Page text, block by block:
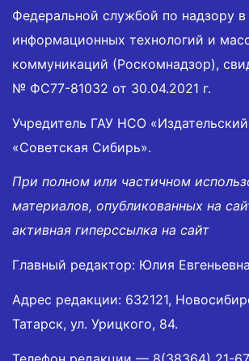
Федеральной службой по надзору в
информационных технологий и
коммуникаций (Роскомнадзор),
№ ФС77-81032 от 30.04.2021 г.
Учредитель ГАУ НСО
«Советская Сибирь».
При полном или частичном
материалов, опубликованных на
активная гиперссылка на сайт
Главный редактор: Юлия
Адрес редакции: 632121,
Татарск, ул. Урицкого, 84.